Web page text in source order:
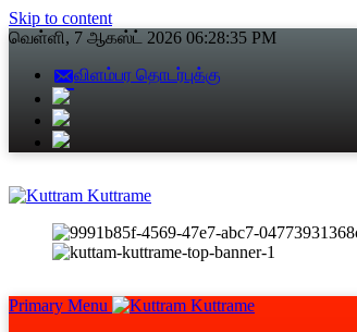
Skip to content
வெள்ளி, 7 ஆகஸ்ட் 2026 06:28:36 PM
விளம்பர தொடர்புக்கு
Primary Menu